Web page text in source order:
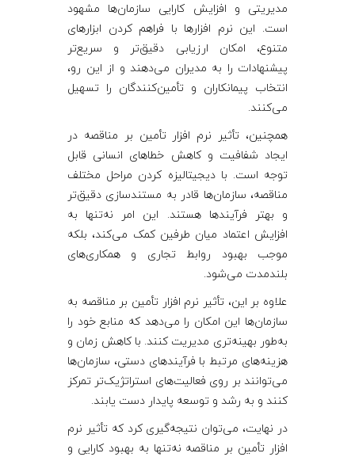
مدیریتی و افزایش کارایی سازمان‌ها مشهود
است. این نرم ‌افزارها با فراهم کردن ابزارهای
متنوع، امکان ارزیابی دقیق‌تر و سریع‌تر
پیشنهادات را به مدیران می‌دهند و از این رو،
انتخاب پیمانکاران و تأمین‌کنندگان را تسهیل
می‌کنند.
همچنین، تأثیر نرم‌ افزار تأمین بر مناقصه در
ایجاد شفافیت و کاهش خطاهای انسانی قابل
توجه است. با دیجیتالیزه کردن مراحل مختلف
مناقصه، سازمان‌ها قادر به مستندسازی دقیق‌تر
و بهتر فرآیندها هستند. این امر نه‌تنها به
افزایش اعتماد میان طرفین کمک می‌کند، بلکه
موجب بهبود روابط تجاری و همکاری‌های
بلندمدت می‌شود.
علاوه بر این، تأثیر نرم‌ افزار تأمین بر مناقصه به
سازمان‌ها این امکان را می‌دهد که منابع خود را
به‌طور بهینه‌تری مدیریت کنند. با کاهش زمان و
هزینه‌های مرتبط با فرآیندهای دستی، سازمان‌ها
می‌توانند بر روی فعالیت‌های استراتژیک‌تر تمرکز
کنند و به رشد و توسعه پایدار دست یابند.
در نهایت، می‌توان نتیجه‌گیری کرد که تأثیر نرم‌
افزار تأمین بر مناقصه نه‌تنها به بهبود کارایی و